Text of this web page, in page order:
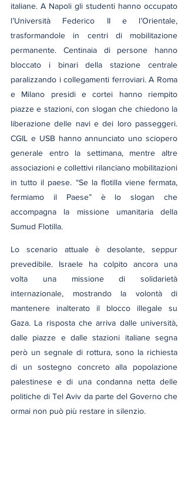
italiane. A Napoli gli studenti hanno occupato
l’Università Federico II e l’Orientale,
trasformandole in centri di mobilitazione
permanente. Centinaia di persone hanno
bloccato i binari della stazione centrale
paralizzando i collegamenti ferroviari. A Roma
e Milano presidi e cortei hanno riempito
piazze e stazioni, con slogan che chiedono la
liberazione delle navi e dei loro passeggeri.
CGIL e USB hanno annunciato uno sciopero
generale entro la settimana, mentre altre
associazioni e collettivi rilanciano mobilitazioni
in tutto il paese. “Se la flotilla viene fermata,
fermiamo il Paese” è lo slogan che
accompagna la missione umanitaria della
Sumud Flotilla.
Lo scenario attuale è desolante, seppur
prevedibile. Israele ha colpito ancora una
volta una missione di solidarietà
internazionale, mostrando la volontà di
mantenere inalterato il blocco illegale su
Gaza. La risposta che arriva dalle università,
dalle piazze e dalle stazioni italiane segna
però un segnale di rottura, sono la richiesta
di un sostegno concreto alla popolazione
palestinese e di una condanna netta delle
politiche di Tel Aviv da parte del Governo che
ormai non può più restare in silenzio.